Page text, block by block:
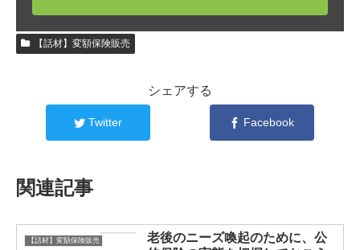
【話材】変額保険販売
シェアする
Twitter Facebook
関連記事
【話材】変額保険販売
老後のニーズ喚起のために、公